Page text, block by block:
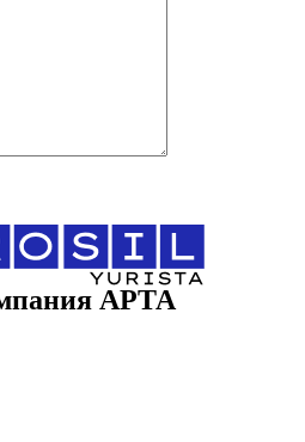
АРТА